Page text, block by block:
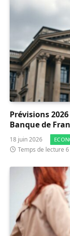
Prévisions
Banque de
18 juin 2026
Temps de lecture